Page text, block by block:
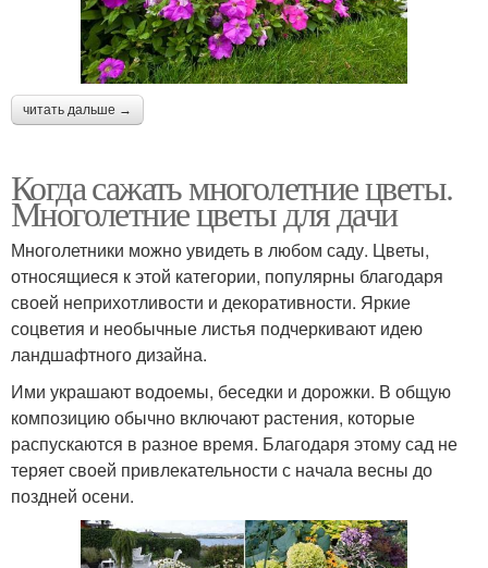
читать дальше →
Когда сажать многолетние цветы.
Многолетние цветы для дачи
Многолетники можно увидеть в любом саду. Цветы,
относящиеся к этой категории, популярны благодаря
своей неприхотливости и декоративности. Яркие
соцветия и необычные листья подчеркивают идею
ландшафтного дизайна.
Ими украшают водоемы, беседки и дорожки. В общую
композицию обычно включают растения, которые
распускаются в разное время. Благодаря этому сад не
теряет своей привлекательности с начала весны до
поздней осени.